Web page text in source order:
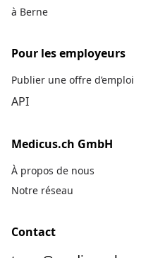
à Berne
Pour les employeurs
Publier une offre d’emploi
API
Medicus.ch GmbH
À propos de nous
Notre réseau
Contact